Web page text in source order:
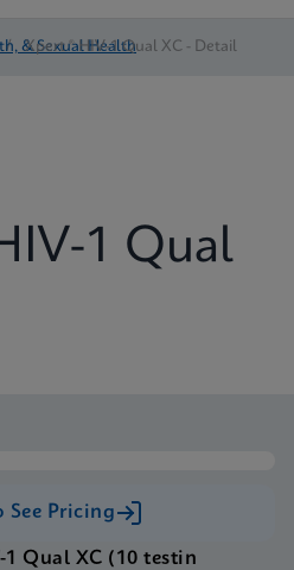
& Sexual Health
/ Xpert ® HIV-1 Qual XC - Detail
1 Qual
See Pricing
1 Qual XC (10 testin